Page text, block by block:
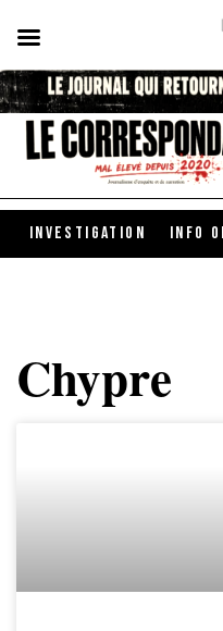
INVESTIGATION INFO
Chypre